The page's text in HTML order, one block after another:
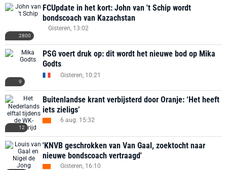
2800
FCUpdate in het kort: John van 't Schip wordt
bondscoach van Kazachstan
Gisteren, 13:02
9
PSG voert druk op: dit wordt het nieuwe bod op Mika
Godts
Gisteren, 10:21
12
Buitenlandse krant verbijsterd door Oranje: ‘Het heeft
iets zieligs’
6 aug. 15:32
'KNVB geschrokken van Van Gaal, zoektocht naar
nieuwe bondscoach vertraagd'
Gisteren, 16:10